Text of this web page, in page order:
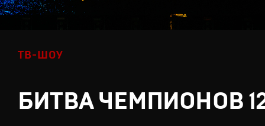
ТВ-ШОУ
БИТВА ЧЕМПИОНОВ